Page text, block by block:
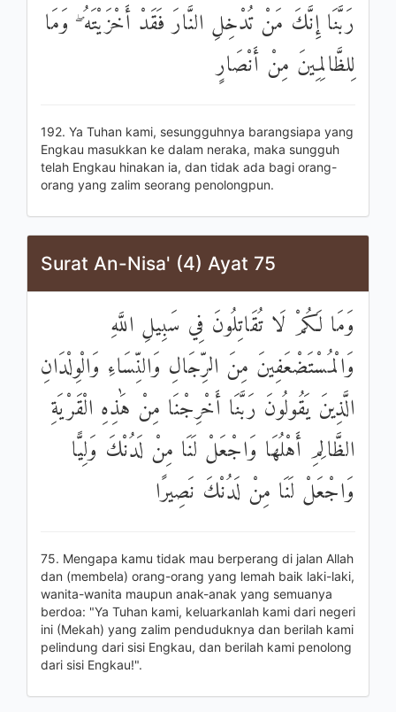
رَبَّنَا إِنَّكَ مَنْ تُدْخِلِ النَّارَ فَقَدْ أَخْزَيْتَهُ ۖ وَمَا
لِلظَّالِمِينَ مِنْ أَنْصَارٍ
192. Ya Tuhan kami, sesungguhnya barangsiapa yang
Engkau masukkan ke dalam neraka, maka sungguh
telah Engkau hinakan ia, dan tidak ada bagi orang-
orang yang zalim seorang penolongpun.
Surat An-Nisa' (4) Ayat 75
وَمَا لَكُمْ لَا تُقَاتِلُونَ فِي سَبِيلِ اللَّهِ
وَالْمُسْتَضْعَفِينَ مِنَ الرِّجَالِ وَالنِّسَاءِ وَالْوِلْدَانِ
الَّذِينَ يَقُولُونَ رَبَّنَا أَخْرِجْنَا مِنْ هَٰذِهِ الْقَرْيَةِ
الظَّالِمِ أَهْلُهَا وَاجْعَلْ لَنَا مِنْ لَدُنْكَ وَلِيًّا
وَاجْعَلْ لَنَا مِنْ لَدُنْكَ نَصِيرًا
75. Mengapa kamu tidak mau berperang di jalan Allah
dan (membela) orang-orang yang lemah baik laki-laki,
wanita-wanita maupun anak-anak yang semuanya
berdoa: "Ya Tuhan kami, keluarkanlah kami dari negeri
ini (Mekah) yang zalim penduduknya dan berilah kami
pelindung dari sisi Engkau, dan berilah kami penolong
dari sisi Engkau!".